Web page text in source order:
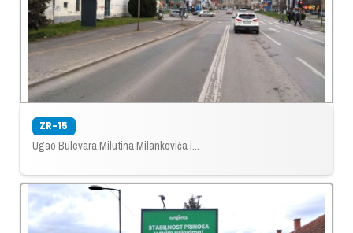
ZR-15
Ugao Bulevara Milutina Milankovića i...